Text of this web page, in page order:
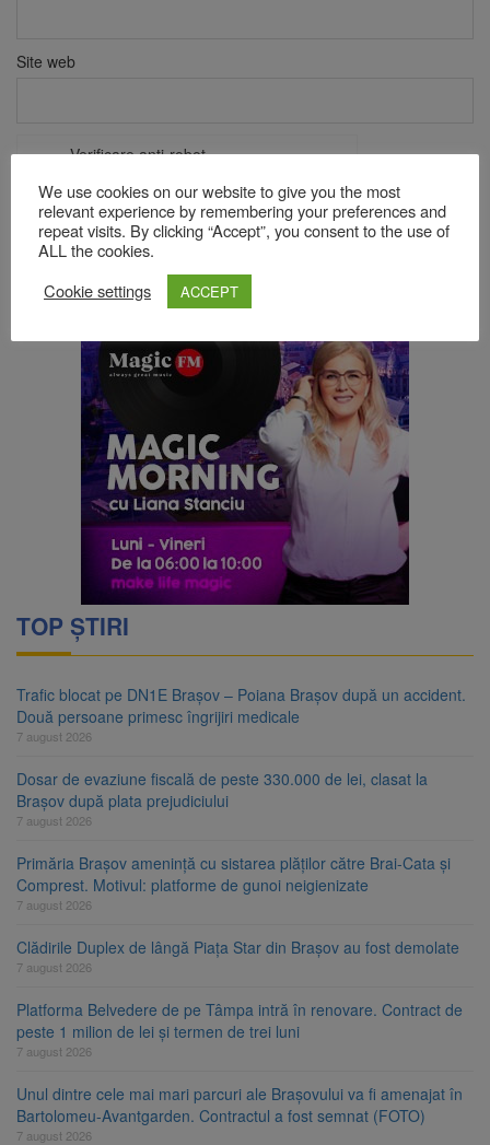
Site web
Verificare anti-robot
FriendlyCaptcha ⇗
Acest site folosește Akismet pentru a reduce spamul.
sunt procesate datele comentariilor tale
TOP ȘTIRI
Trafic blocat pe DN1E Brașov – Poiana Brașov după un accident.
Două persoane primesc îngrijiri medicale
7 august 2026
Dosar de evaziune fiscală de peste 330.000 de lei, clasat la
Brașov după plata prejudiciului
7 august 2026
Primăria Brașov amenință cu sistarea plăților către Brai-Cata și
Comprest. Motivul: platforme de gunoi neigienizate
7 august 2026
Clădirile Duplex de lângă Piața Star din Brașov au fost demolate
7 august 2026
Platforma Belvedere de pe Tâmpa intră în renovare. Contract de
peste 1 milion de lei și termen de trei luni
7 august 2026
Unul dintre cele mai mari parcuri ale Brașovului va fi amenajat în
Bartolomeu-Avantgarden. Contractul a fost semnat (FOTO)
7 august 2026
We use cookies on our website to give you the most
relevant experience by remembering your preferences and
repeat visits. By clicking “Accept”, you consent to the use of
ALL the cookies.
Cookie settings
ACCEPT